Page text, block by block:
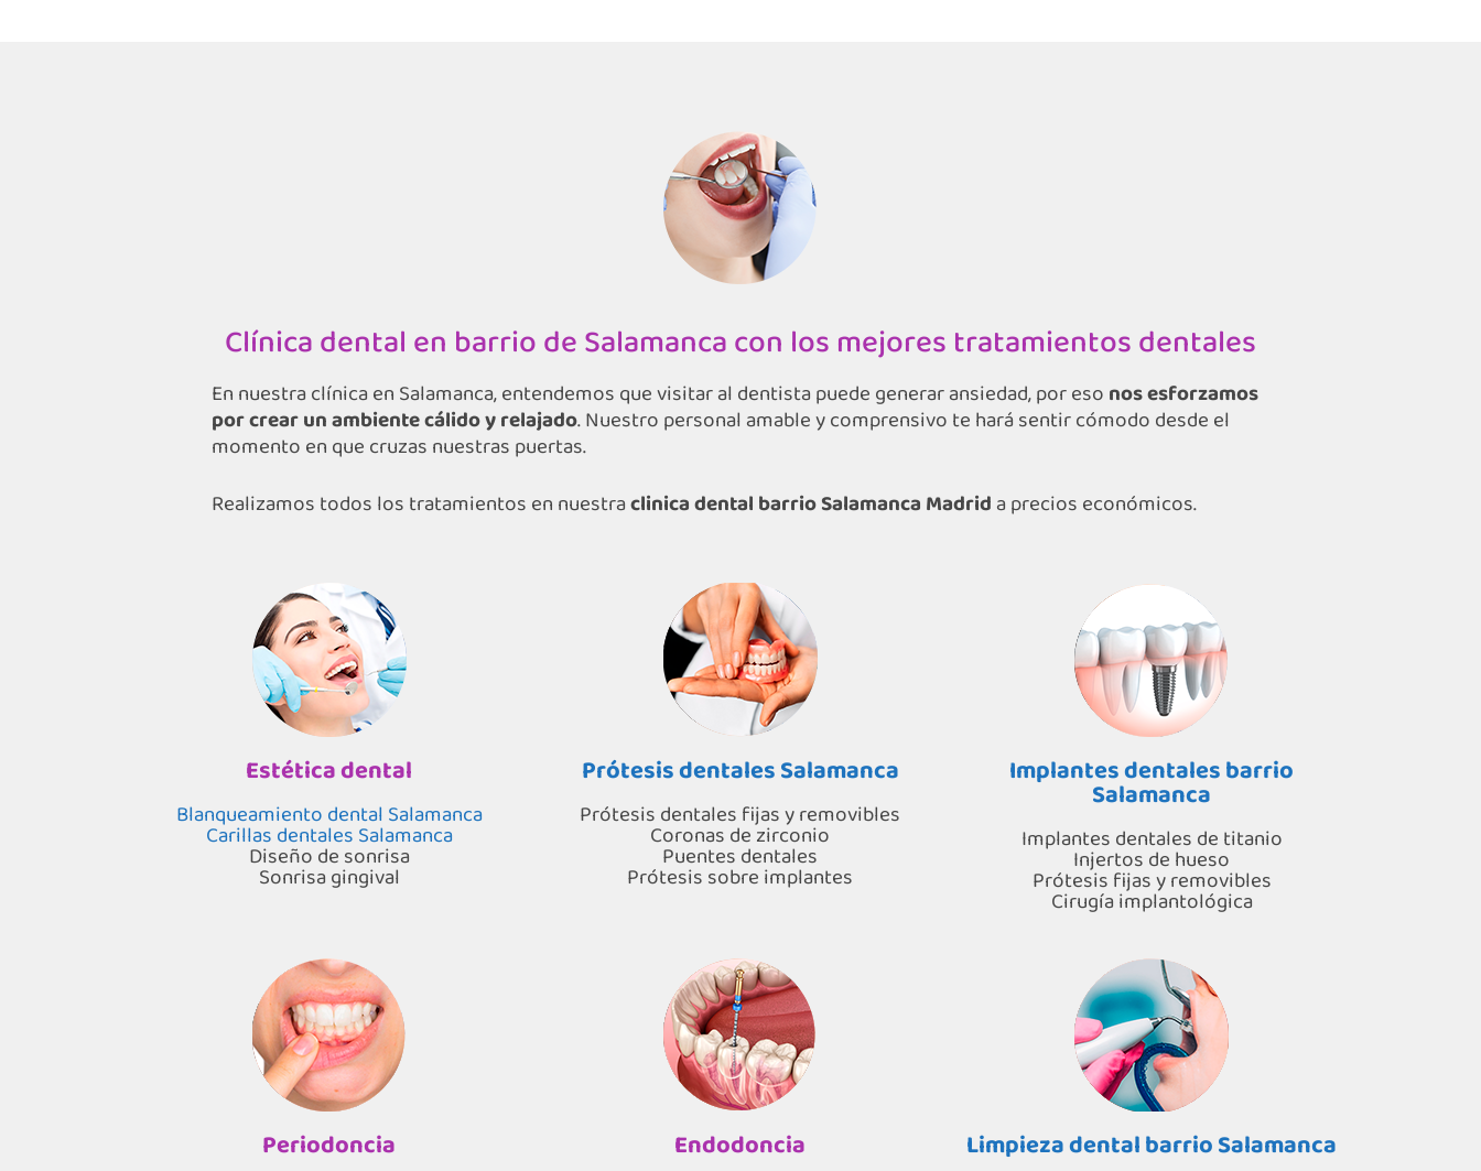
Clínica dental en barrio de Salamanca con los mejores tratamientos dentales
En nuestra clínica en Salamanca, entendemos que visitar al dentista puede generar ansiedad, por eso nos esforzamos
por crear un ambiente cálido y relajado. Nuestro personal amable y comprensivo te hará sentir cómodo desde el
momento en que cruzas nuestras puertas.
Realizamos todos los tratamientos en nuestraclinica dental barrio Salamanca Madrida precios económicos.
Estética dental
Blanqueamiento dental Salamanca
Carillas dentales Salamanca
Diseño de sonrisa
Sonrisa gingival
Prótesis dentales Salamanca
Prótesis dentales fijas y removibles
Coronas de zirconio
Puentes dentales
Prótesis sobre implantes
Implantes dentales barrio
Salamanca
Implantes dentales de titanio
Injertos de hueso
Prótesis fijas y removibles
Cirugía implantológica
Periodoncia Endodoncia Limpieza dental barrio Salamanca